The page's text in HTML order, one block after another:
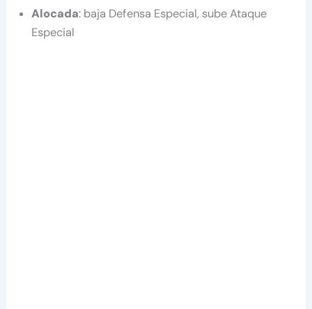
Alocada: baja Defensa Especial, sube Ataque
Especial